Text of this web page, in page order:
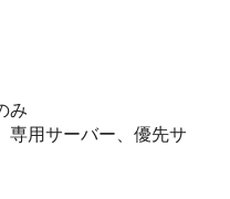
み
専用サーバー、優先サ